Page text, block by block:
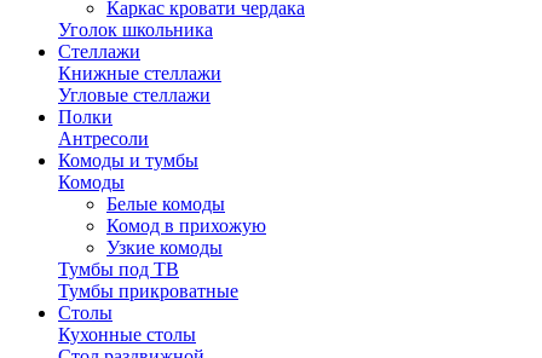
Каркас кровати чердака
Уголок школьника
Стеллажи
Книжные стеллажи
Угловые стеллажи
Полки
Антресоли
Комоды и тумбы
Комоды
Белые комоды
Комод в прихожую
Узкие комоды
Тумбы под ТВ
Тумбы прикроватные
Столы
Кухонные столы